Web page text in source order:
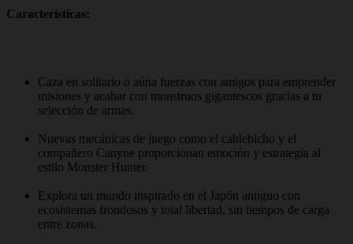
Características:
Caza en solitario o aúna fuerzas con amigos para emprender
misiones y acabar con monstruos gigantescos gracias a tu
selección de armas.
Nuevas mecánicas de juego como el cablebicho y el
compañero Canyne proporcionan emoción y estrategia al
estilo Monster Hunter.
Explora un mundo inspirado en el Japón antiguo con
ecosistemas frondosos y total libertad, sin tiempos de carga
entre zonas.